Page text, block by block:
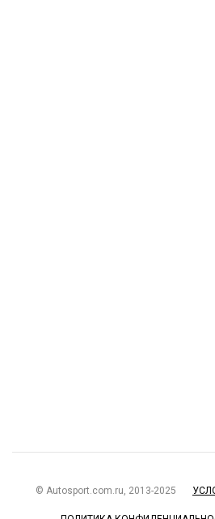
© Autosport.com.ru, 2013-2025